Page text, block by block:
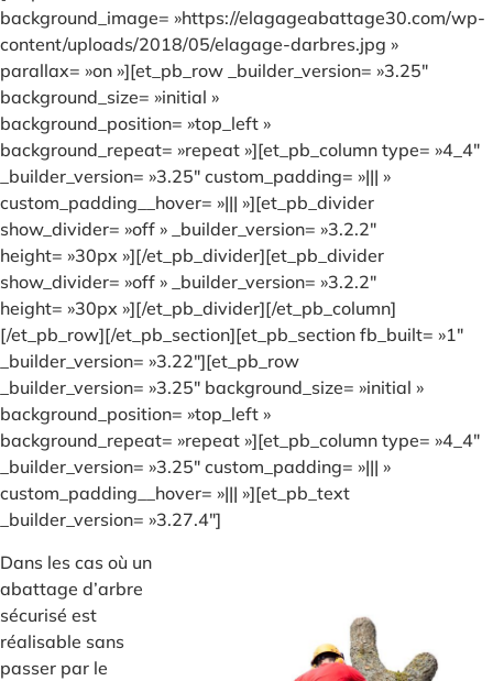
background_image= »https://elagageabattage30.com/wp-
content/uploads/2018/05/elagage-darbres.jpg »
parallax= »on »][et_pb_row _builder_version= »3.25″
background_size= »initial »
background_position= »top_left »
background_repeat= »repeat »][et_pb_column type= »4_4″
_builder_version= »3.25″ custom_padding= »||| »
custom_padding__hover= »||| »][et_pb_divider
show_divider= »off » _builder_version= »3.2.2″
height= »30px »][/et_pb_divider][et_pb_divider
show_divider= »off » _builder_version= »3.2.2″
height= »30px »][/et_pb_divider][/et_pb_column]
[/et_pb_row][/et_pb_section][et_pb_section fb_built= »1″
_builder_version= »3.22″][et_pb_row
_builder_version= »3.25″ background_size= »initial »
background_position= »top_left »
background_repeat= »repeat »][et_pb_column type= »4_4″
_builder_version= »3.25″ custom_padding= »||| »
custom_padding__hover= »||| »][et_pb_text
_builder_version= »3.27.4″]
Dans les cas où un
abattage d’arbre
sécurisé est
réalisable sans
passer par le